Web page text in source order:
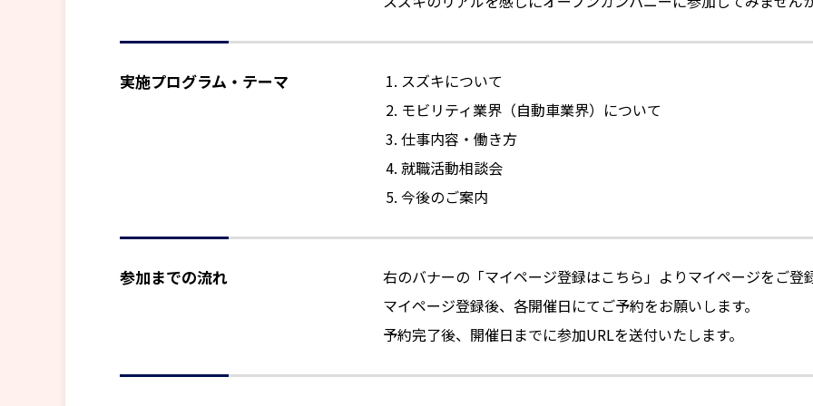
実施プログラム・テーマ
スズキについて
モビリティ業界（自動車業界）について
仕事内容・働き方
就職活動相談会
今後のご案内
参加までの流れ
右のバナーの「マイページ登録はこちら」よりマイページをご登
マイページ登録後、各開催日にてご予約をお願いします。
予約完了後、開催日までに参加URLを送付いたします。